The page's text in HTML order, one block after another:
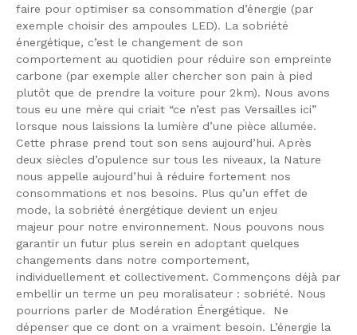
faire pour optimiser sa consommation d’énergie (par
exemple choisir des ampoules LED). La sobriété
énergétique, c’est le changement de son
comportement au quotidien pour réduire son empreinte
carbone (par exemple aller chercher son pain à pied
plutôt que de prendre la voiture pour 2km). Nous avons
tous eu une mère qui criait “ce n’est pas Versailles ici”
lorsque nous laissions la lumière d’une pièce allumée.
Cette phrase prend tout son sens aujourd’hui. Après
deux siècles d’opulence sur tous les niveaux, la Nature
nous appelle aujourd’hui à réduire fortement nos
consommations et nos besoins. Plus qu’un effet de
mode, la sobriété énergétique devient un enjeu
majeur pour notre environnement. Nous pouvons nous
garantir un futur plus serein en adoptant quelques
changements dans notre comportement,
individuellement et collectivement. Commençons déjà par
embellir un terme un peu moralisateur : sobriété. Nous
pourrions parler de Modération Énergétique. Ne
dépenser que ce dont on a vraiment besoin. L’énergie la